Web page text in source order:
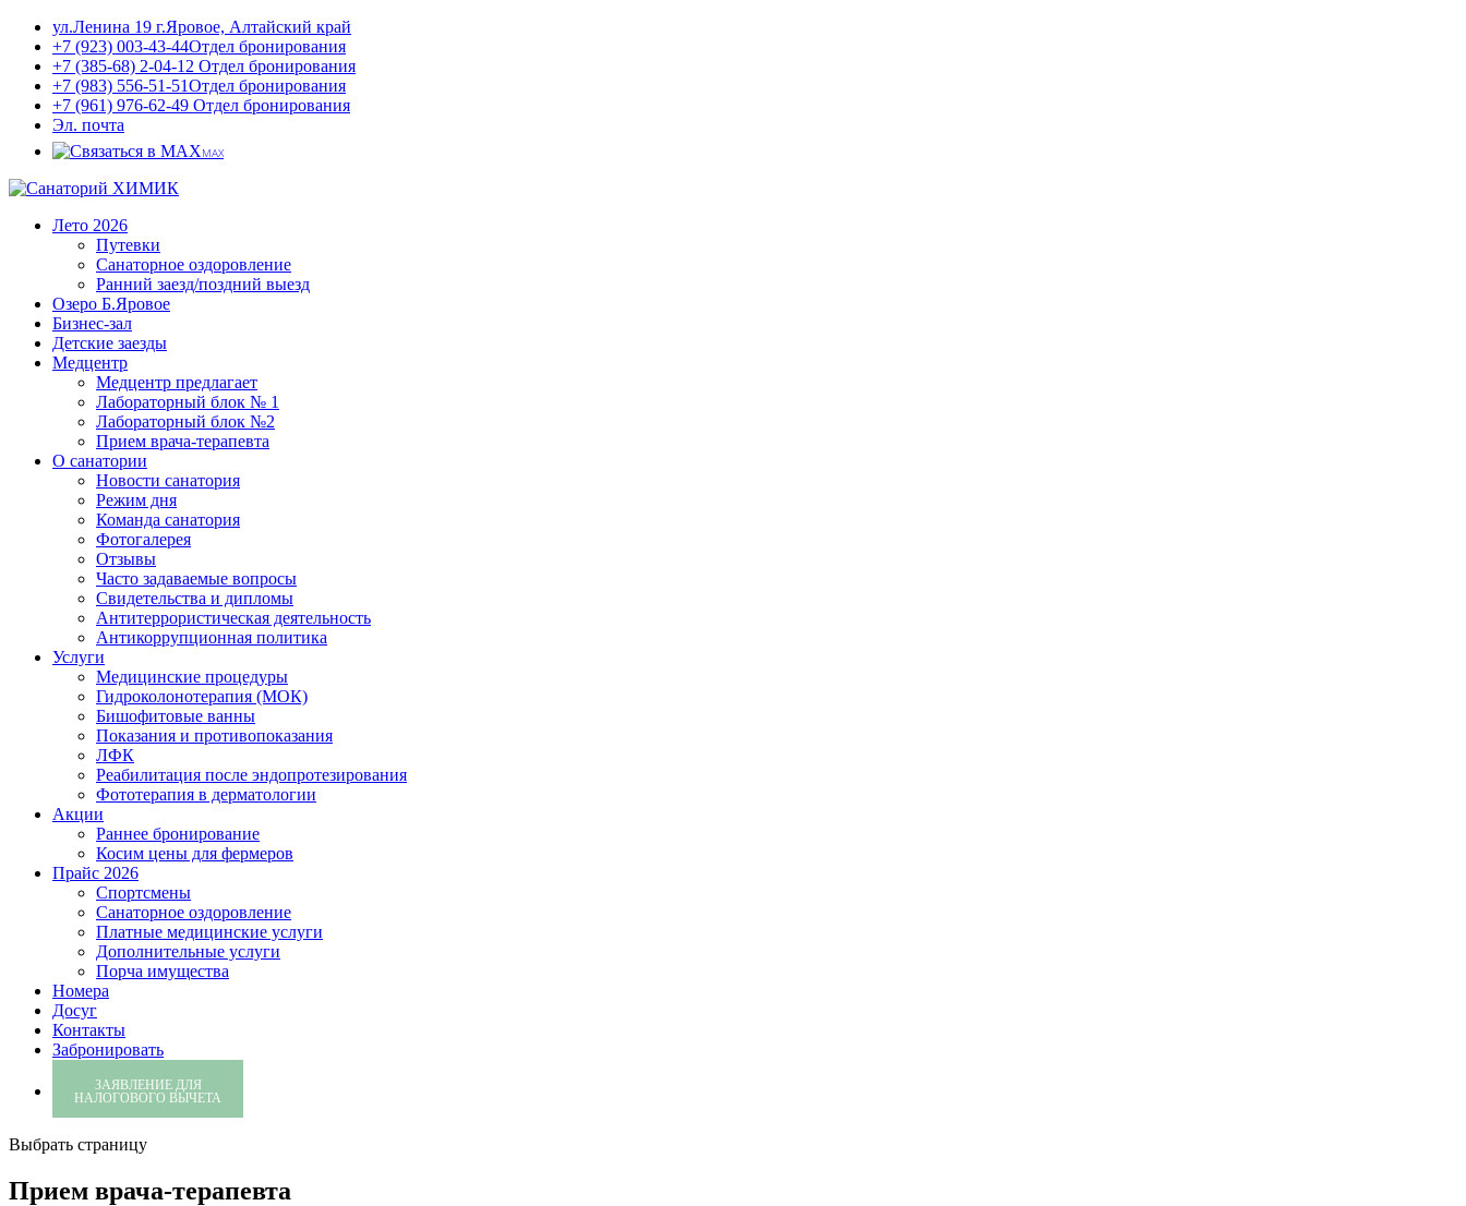
ул.Ленина 19 г.Яровое, Алтайский край
+7 (923) 003-43-44Отдел бронирования
+7 (385-68) 2-04-12 Отдел бронирования
+7 (983) 556-51-51Отдел бронирования
+7 (961) 976-62-49 Отдел бронирования
Эл. почта
MAX
Лето 2026
Путевки
Санаторное оздоровление
Ранний заезд/поздний выезд
Озеро Б.Яровое
Бизнес-зал
Детские заезды
Медцентр
Медцентр предлагает
Лабораторный блок № 1
Лабораторный блок №2
Прием врача-терапевта
О санатории
Новости санатория
Режим дня
Команда санатория
Фотогалерея
Отзывы
Часто задаваемые вопросы
Свидетельства и дипломы
Антитеррористическая деятельность
Антикоррупционная политика
Услуги
Медицинские процедуры
Гидроколонотерапия (МОК)
Бишофитовые ванны
Показания и противопоказания
ЛФК
Реабилитация после эндопротезирования
Фототерапия в дерматологии
Акции
Раннее бронирование
Косим цены для фермеров
Прайс 2026
Спортсмены
Санаторное оздоровление
Платные медицинские услуги
Дополнительные услуги
Порча имущества
Номера
Досуг
Контакты
Забронировать
ЗАЯВЛЕНИЕ ДЛЯ
НАЛОГОВОГО ВЫЧЕТА
Выбрать страницу
Прием врача-терапевта